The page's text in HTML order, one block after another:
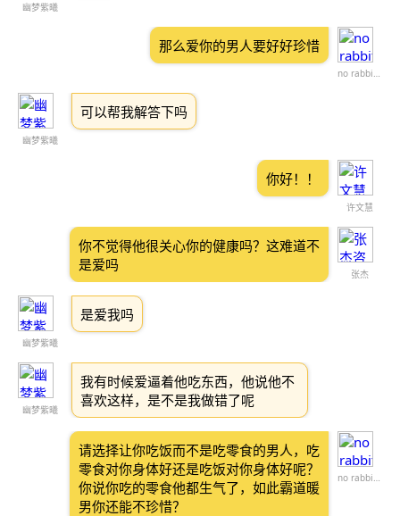
幽梦紫曦
no rabbit brain
那么爱你的男人要好好珍惜
幽梦紫曦
可以帮我解答下吗
许文慧
你好！！
张杰
你不觉得他很关心你的健康吗？这难道不
是爱吗
幽梦紫曦
是爱我吗
幽梦紫曦
我有时候爱逼着他吃东西，他说他不
喜欢这样，是不是我做错了呢
no rabbit brain
请选择让你吃饭而不是吃零食的男人，吃
零食对你身体好还是吃饭对你身体好呢？
你说你吃的零食他都生气了，如此霸道暖
男你还能不珍惜？